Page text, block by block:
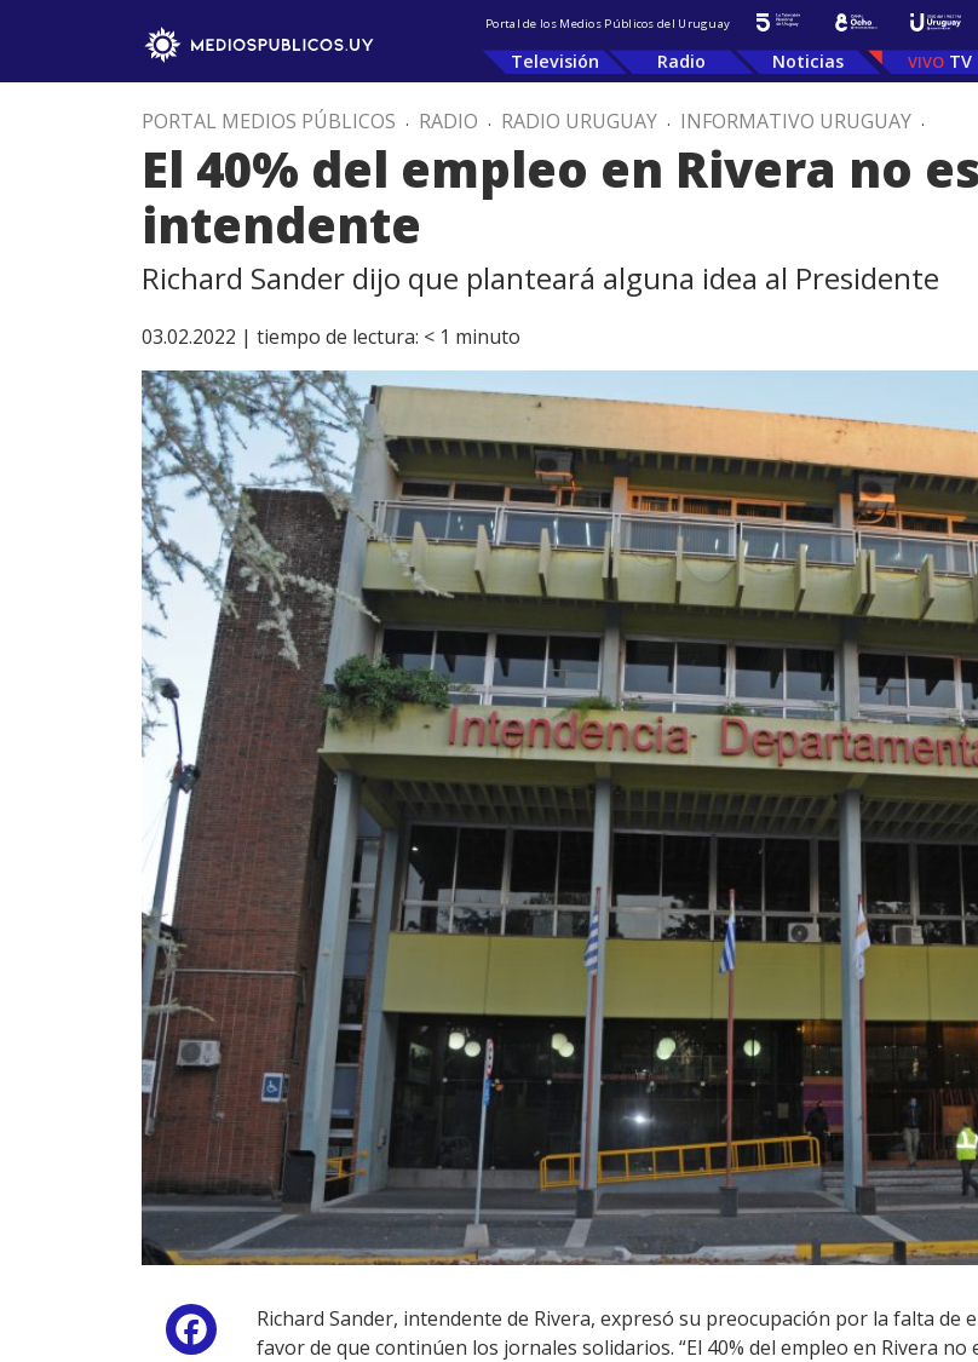
Portal de los Medios Públicos del Uruguay
Televisión Radio Noticias TV
PORTAL MEDIOS PÚBLICOS . RADIO . RADIO URUGUAY . INFORMATIVO URUGUAY .
El 40% del empleo en Rivera no
intendente
Richard Sander dijo que planteará alguna idea al Presidente
03.02.2022 | tiempo de lectura: < 1 minuto
Facebook
Richard Sander, intendente de Rivera, expresó su preocupación por la falta de
favor de que continúen los jornales solidarios. “El 40% del empleo en Rivera